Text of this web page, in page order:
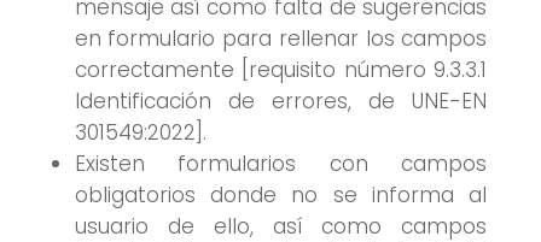
mensaje así como falta de sugerencias
en formulario para rellenar los campos
correctamente [requisito número 9.3.3.1
Identificación de errores, de UNE-EN
301549:2022].
Existen formularios con campos
obligatorios donde no se informa al
usuario de ello, así como campos